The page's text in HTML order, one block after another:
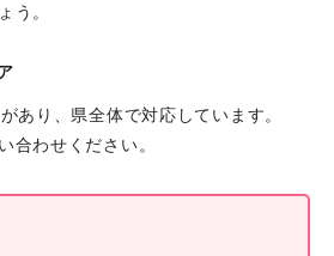
う。
あり、県全体で対応しています。
合わせください。